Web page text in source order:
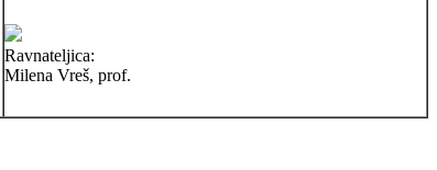
Ravnateljica:
Milena Vreš, prof.